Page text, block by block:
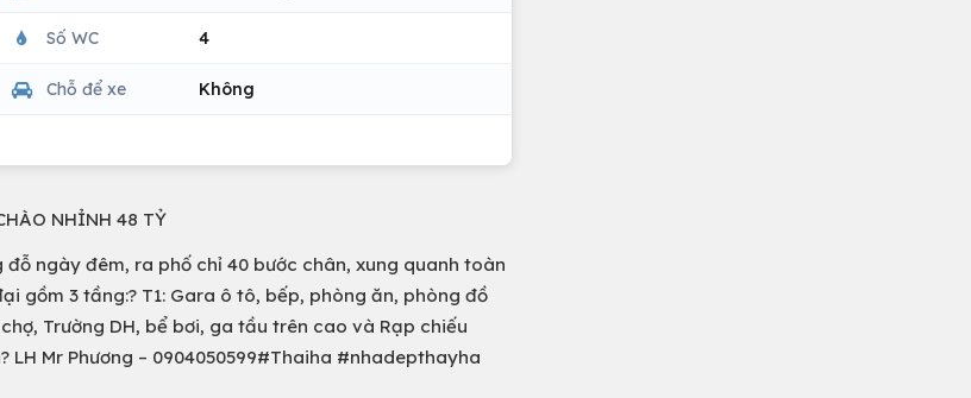
Số WC 4
Chỗ để xe Không
NHỈNH 48 TỶ
ngày đêm, ra phố chỉ 40 bước chân, xung quanh toàn
gồm 3 tầng:? T1: Gara ô tô, bếp, phòng ăn, phòng đồ
chợ, Trường DH, bể bơi, ga tầu trên cao và Rạp chiếu
LH Mr Phương – 0904050599#Thaiha #nhadepthayha